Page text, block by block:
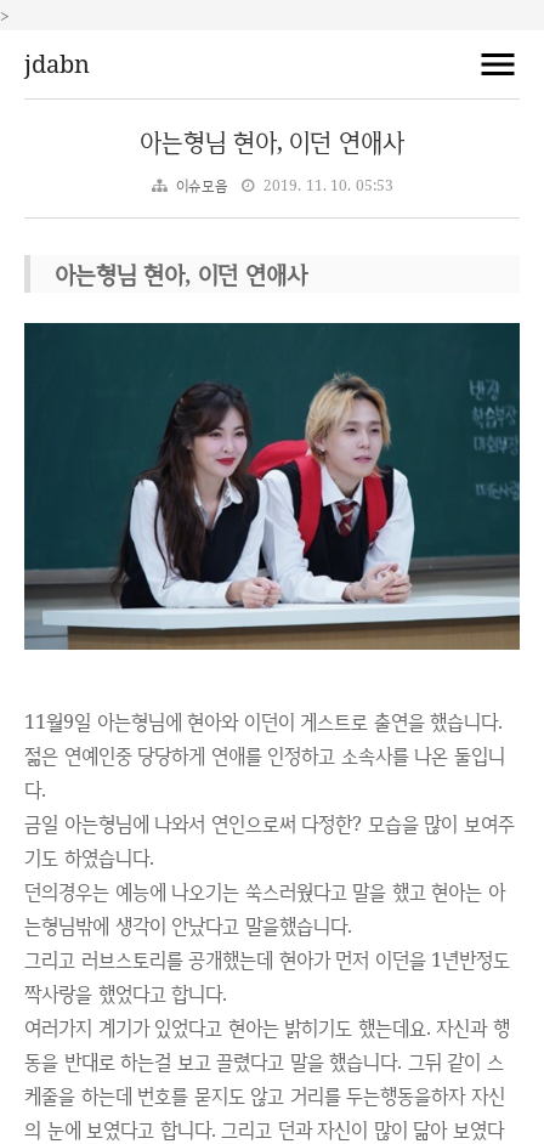
>
jdabn
아는형님 현아, 이던 연애사
이슈모음 2019. 11. 10. 05:53
아는형님 현아, 이던 연애사
11월9일 아는형님에 현아와 이던이 게스트로 출연을 했습니다.
젊은 연예인중 당당하게 연애를 인정하고 소속사를 나온 둘입니
다.
금일 아는형님에 나와서 연인으로써 다정한? 모습을 많이 보여주
기도 하였습니다.
던의경우는 예능에 나오기는 쑥스러웠다고 말을 했고 현아는 아
는형님밖에 생각이 안났다고 말을했습니다.
그리고 러브스토리를 공개했는데 현아가 먼저 이던을 1년반정도
짝사랑을 했었다고 합니다.
여러가지 계기가 있었다고 현아는 밝히기도 했는데요. 자신과 행
동을 반대로 하는걸 보고 끌렸다고 말을 했습니다. 그뒤 같이 스
케줄을 하는데 번호를 묻지도 않고 거리를 두는행동을하자 자신
의 눈에 보였다고 합니다. 그리고 던과 자신이 많이 닮아 보였다